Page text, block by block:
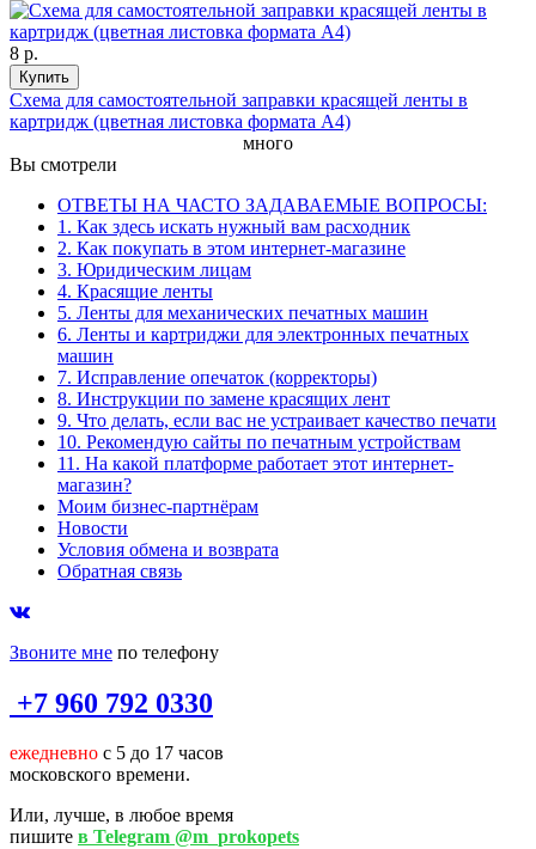
8 р.
Купить
Схема для самостоятельной заправки красящей ленты в
картридж (цветная листовка формата А4)
много
Вы смотрели
ОТВЕТЫ НА ЧАСТО ЗАДАВАЕМЫЕ ВОПРОСЫ:
1. Как здесь искать нужный вам расходник
2. Как покупать в этом интернет-магазине
3. Юридическим лицам
4. Красящие ленты
5. Ленты для механических печатных машин
6. Ленты и картриджи для электронных печатных
машин
7. Исправление опечаток (корректоры)
8. Инструкции по замене красящих лент
9. Что делать, если вас не устраивает качество печати
10. Рекомендую сайты по печатным устройствам
11. На какой платформе работает этот интернет-
магазин?
Моим бизнес-партнёрам
Новости
Условия обмена и возврата
Обратная связь
Звоните мне по телефону
+7 960 792 0330
ежедневно с 5 до 17 часов
московского времени.
Или, лучше, в любое время
пишите в Telegram @m_prokopets